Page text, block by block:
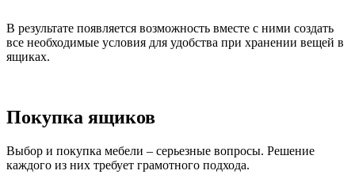
В результате появляется возможность вместе с ними создать
все необходимые условия для удобства при хранении вещей в
ящиках.
Покупка ящиков
Выбор и покупка мебели – серьезные вопросы. Решение
каждого из них требует грамотного подхода.